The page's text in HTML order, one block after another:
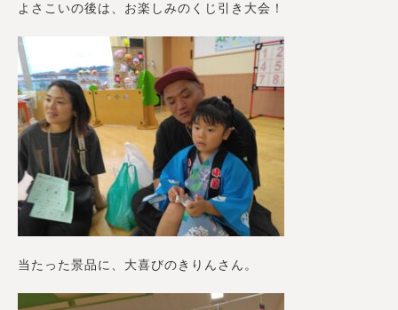
よさこいの後は、お楽しみのくじ引き大会！
当たった景品に、大喜びのきりんさん。